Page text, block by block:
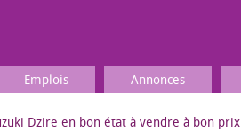
Emplois Annonces
Dzire en bon état à vendre à bon prix